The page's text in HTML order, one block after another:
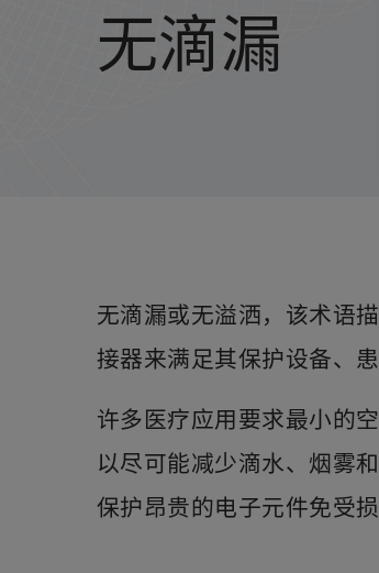
无滴漏
无滴漏或无溢洒，该术语
接器来满足其保护设备、
许多医疗应用要求最小的
以尽可能减少滴水、烟雾
保护昂贵的电子元件免受